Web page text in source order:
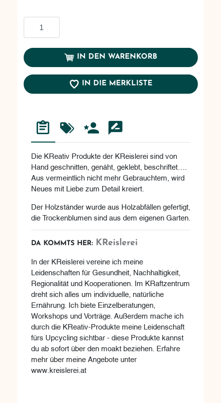
IN DEN WARENKORB
IN DIE MERKLISTE
Die KReativ Produkte der KReislerei sind von
Hand geschnitten, genäht, geklebt, beschriftet….
Aus vermeintlich nicht mehr Gebrauchtem, wird
Neues mit Liebe zum Detail kreiert.
Der Holzständer wurde aus Holzabfällen gefertigt,
die Trockenblumen sind aus dem eigenen Garten.
DA KOMMTS HER: KReislerei
In der KReislerei vereine ich meine
Leidenschaften für Gesundheit, Nachhaltigkeit,
Regionalität und Kooperationen. Im KRaftzentrum
dreht sich alles um individuelle, natürliche
Ernährung. Ich biete Einzelberatungen,
Workshops und Vorträge. Außerdem mache ich
durch die KReativ-Produkte meine Leidenschaft
fürs Upcycling sichtbar - diese Produkte kannst
du ab sofort über den moakt beziehen. Erfahre
mehr über meine Angebote unter
www.kreislerei.at